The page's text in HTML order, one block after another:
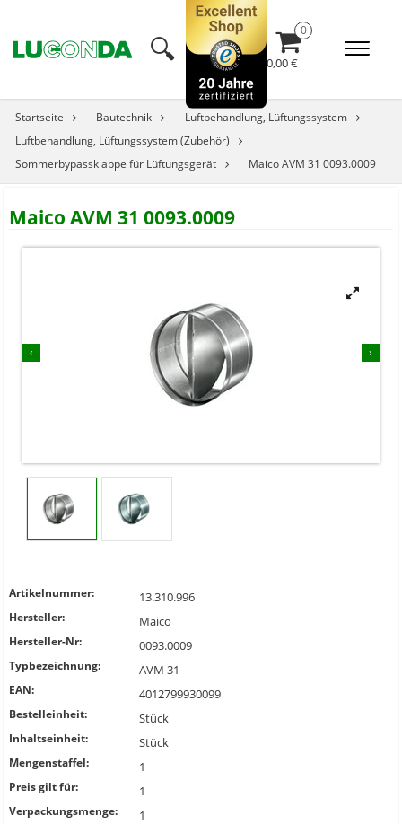
🔍︎ 0,00 €
Startseite Bautechnik
Luftbehandlung, Lüftungssystem
Luftbehandlung, Lüftungssystem (Zubehör)
Sommerbypassklappe für Lüftungsgerät
Maico AVM 31 0093.0009
Maico AVM 31 0093.0009
‹ ›


Artikelnummer: 13.310.996
Hersteller: Maico
Hersteller-Nr: 0093.0009
Typbezeichnung: AVM 31
EAN: 4012799930099
Bestelleinheit: Stück
Inhaltseinheit: Stück
Mengenstaffel: 1
Preis gilt für: 1
Verpackungsmenge: 1